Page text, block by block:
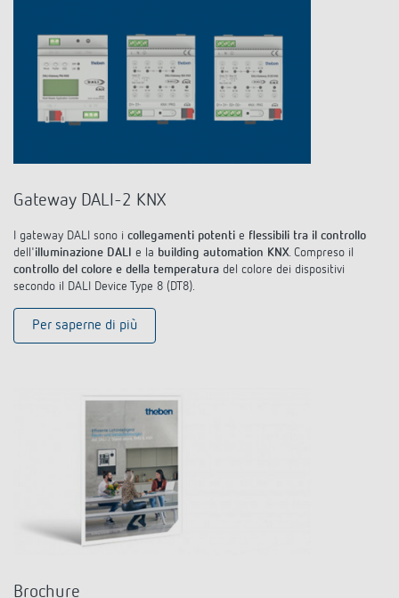
Gateway DALI-2 KNX
I gateway DALI sono i collegamenti potenti e flessibili tra il controllo
dell'illuminazione DALI e la building automation KNX. Compreso il
controllo del colore e della temperatura del colore dei dispositivi
secondo il DALI Device Type 8 (DT8).
Per saperne di più
Brochure